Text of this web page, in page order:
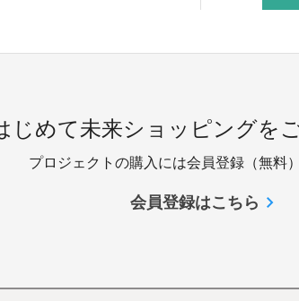
じめて未来ショッピングを
プロジェクトの購入には会員登録（無料
会員登録はこちら